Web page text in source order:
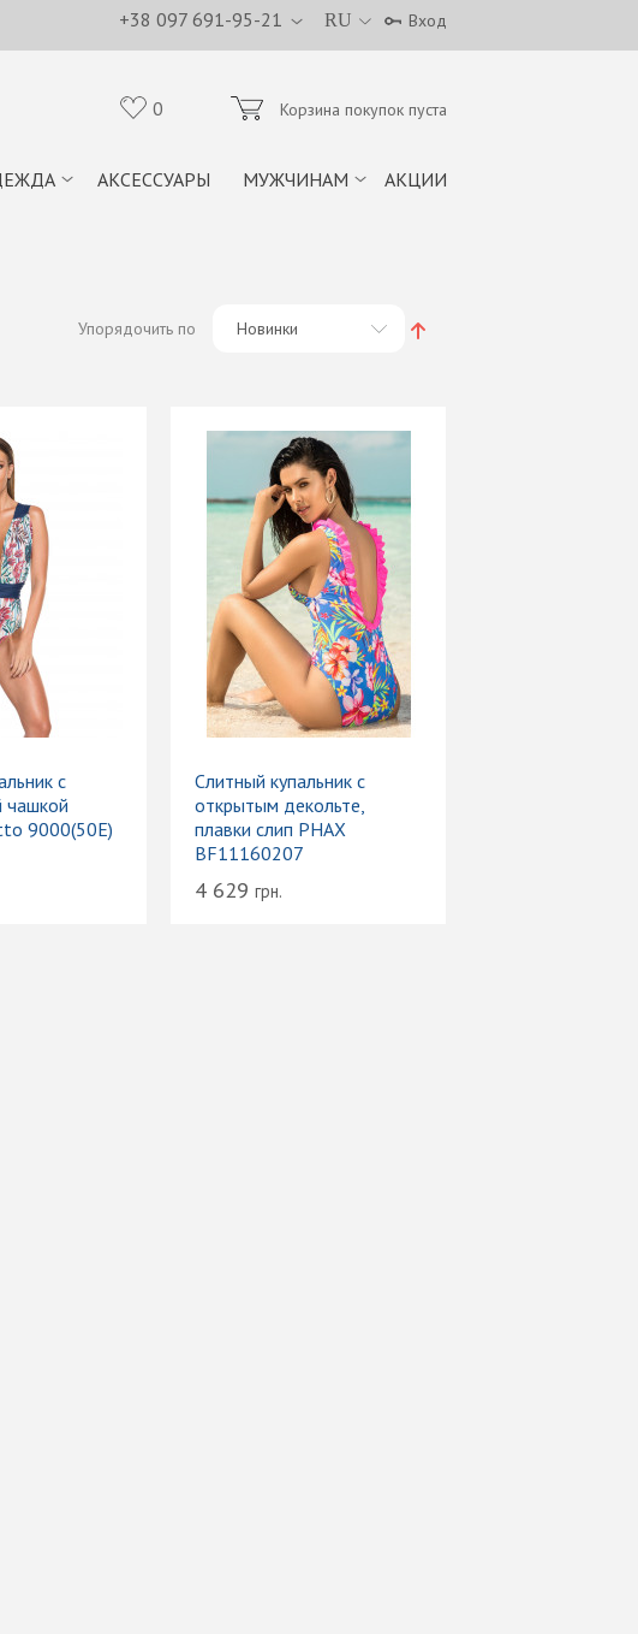
RU
+38 097 691-95-21 Вход
0 Корзина покупок пуста
АКСЕССУАРЫ МУЖЧИНАМ АКЦИИ
Упорядочить по Новинки
с
чашкой
9000(50Е)
Слитный купальник с
открытым декольте,
плавки слип PHAX
BF11160207
4 629грн.